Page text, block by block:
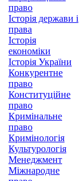
право
Історія держави і
права
Історія
економіки
Історія України
Конкурентне
право
Конституційне
право
Кримінальне
право
Кримінологія
Культурологія
Менеджмент
Міжнародне